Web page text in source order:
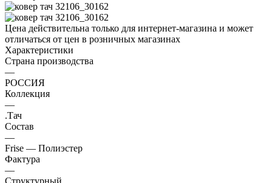
Цена действительна только для интернет-магазина и может
отличаться от цен в розничных магазинах
Характеристики
Страна производства
—
РОССИЯ
Коллекция
—
.Тач
Состав
—
Frise — Полиэстер
Фактура
—
Структурный